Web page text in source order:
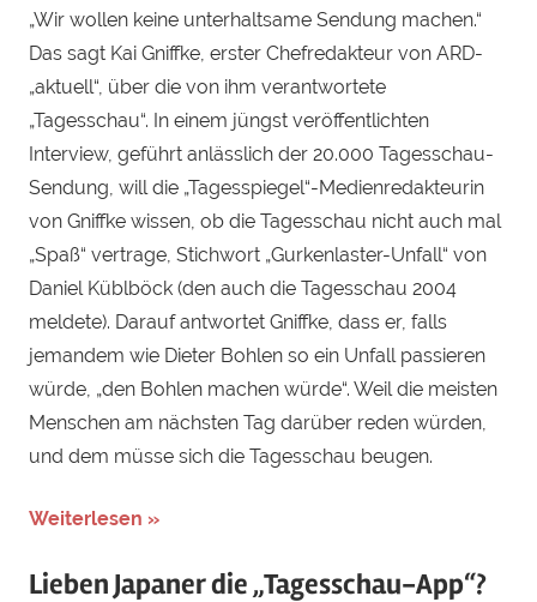
„Wir wollen keine unterhaltsame Sendung machen.“
Das sagt Kai Gniffke, erster Chefredakteur von ARD-
„aktuell“, über die von ihm verantwortete
„Tagesschau“. In einem jüngst veröffentlichten
Interview, geführt anlässlich der 20.000 Tagesschau-
Sendung, will die „Tagesspiegel“-Medienredakteurin
von Gniffke wissen, ob die Tagesschau nicht auch mal
„Spaß“ vertrage, Stichwort „Gurkenlaster-Unfall“ von
Daniel Küblböck (den auch die Tagesschau 2004
meldete). Darauf antwortet Gniffke, dass er, falls
jemandem wie Dieter Bohlen so ein Unfall passieren
würde, „den Bohlen machen würde“. Weil die meisten
Menschen am nächsten Tag darüber reden würden,
und dem müsse sich die Tagesschau beugen.
Weiterlesen »
Lieben Japaner die „Tagesschau-App“?